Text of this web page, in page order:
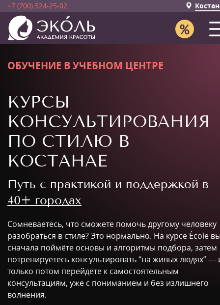
+7 (700) 524-25-02
ОБУЧЕНИЕ В УЧЕБНОМ ЦЕНТРЕ
КУРСЫ
КОНСУЛЬТИРОВАНИЯ
ПО СТИЛЮ В
КОСТАНАЕ
Путь с практикой и поддержкой в
40+ городах
Сомневаетесь, что сможете помочь другому человеку
разобраться в стиле? Это нормально. На курсе École
сначала поймёте основы и алгоритмы подбора, затем
потренируетесь консультировать “на живых людях” —
только потом перейдёте к самостоятельным
консультациям, уже с пониманием и без излишнего
волнения.